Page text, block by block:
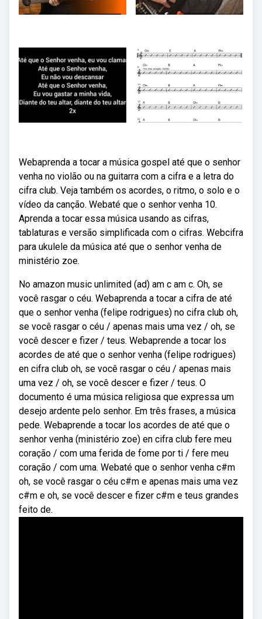
Webaprenda a tocar a música gospel até que o senhor
venha no violão ou na guitarra com a cifra e a letra do
cifra club. Veja também os acordes, o ritmo, o solo e o
vídeo da canção. Webaté que o senhor venha 10.
Aprenda a tocar essa música usando as cifras,
tablaturas e versão simplificada com o cifras. Webcifra
para ukulele da música até que o senhor venha de
ministério zoe.
No amazon music unlimited (ad) am c am c. Oh, se
você rasgar o céu. Webaprenda a tocar a cifra de até
que o senhor venha (felipe rodrigues) no cifra club oh,
se você rasgar o céu / apenas mais uma vez / oh, se
você descer e fizer / teus. Webaprende a tocar los
acordes de até que o senhor venha (felipe rodrigues)
en cifra club oh, se você rasgar o céu / apenas mais
uma vez / oh, se você descer e fizer / teus. O
documento é uma música religiosa que expressa um
desejo ardente pelo senhor. Em três frases, a música
pede. Webaprende a tocar los acordes de até que o
senhor venha (ministério zoe) en cifra club fere meu
coração / com uma ferida de fome por ti / fere meu
coração / com uma. Webaté que o senhor venha c#m
oh, se você rasgar o céu c#m e apenas mais uma vez
c#m e oh, se você descer e fizer c#m e teus grandes
feito de.